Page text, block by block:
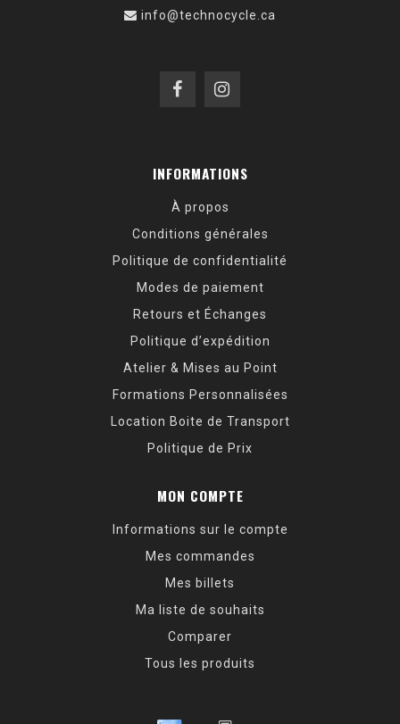
info@technocycle.ca
INFORMATIONS
À propos
Conditions générales
Politique de confidentialité
Modes de paiement
Retours et Échanges
Politique d’expédition
Atelier & Mises au Point
Formations Personnalisées
Location Boite de Transport
Politique de Prix
MON COMPTE
Informations sur le compte
Mes commandes
Mes billets
Ma liste de souhaits
Comparer
Tous les produits